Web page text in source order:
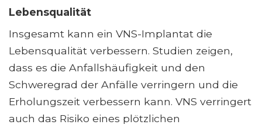
Lebensqualität
Insgesamt kann ein VNS-Implantat die
Lebensqualität verbessern. Studien zeigen,
dass es die Anfallshäufigkeit und den
Schweregrad der Anfälle verringern und die
Erholungszeit verbessern kann. VNS verringert
auch das Risiko eines plötzlichen